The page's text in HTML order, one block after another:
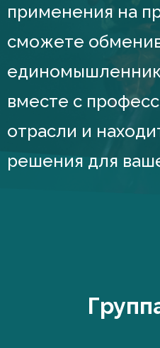
применения на
сможете
вместе с
отрасли и
решения для